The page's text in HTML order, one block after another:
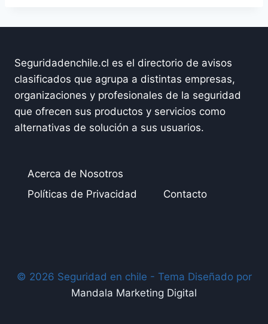
Seguridadenchile.cl es el directorio de avisos
clasificados que agrupa a distintas empresas,
organizaciones y profesionales de la seguridad
que ofrecen sus productos y servicios como
alternativas de solución a sus usuarios.
Acerca de Nosotros
Políticas de Privacidad
Contacto
© 2026 Seguridad en chile - Tema Diseñado por
Mandala Marketing Digital